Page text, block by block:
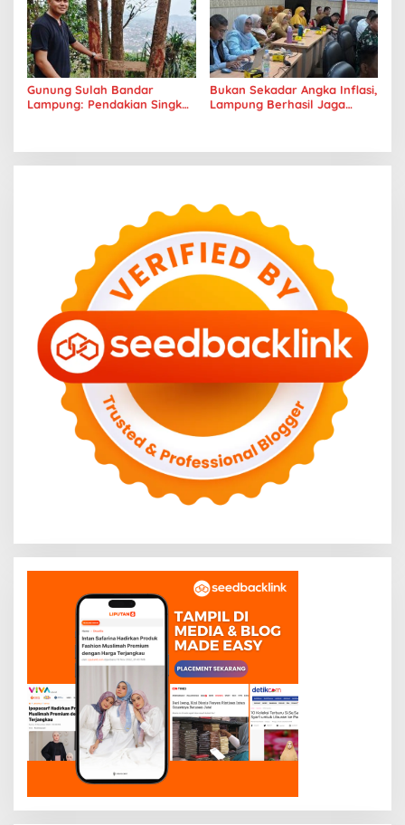
Gunung Sulah Bandar
Lampung: Pendakian Singkat
Bukan Sekadar Angka Inflasi,
Lampung Berhasil Jaga